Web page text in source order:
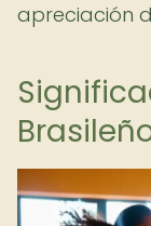
apreciación